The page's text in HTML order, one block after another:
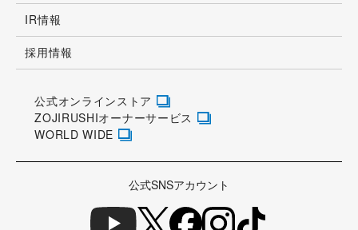
IR情報
採用情報
公式オンラインストア
ZOJIRUSHIオーナーサービス
WORLD WIDE
公式SNSアカウント